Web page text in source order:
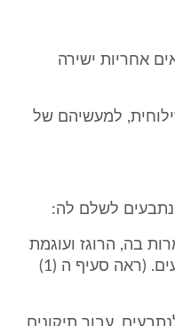
1, 2 ו-3, אחראים אחריות ישירה
שילוחית, למעשיהם של
לשלם לה:
בה, הרוגז ועוגמת
הנפש, שנגרמו לה, על ידי הנתבעים. (ראה סעיף ה (1)